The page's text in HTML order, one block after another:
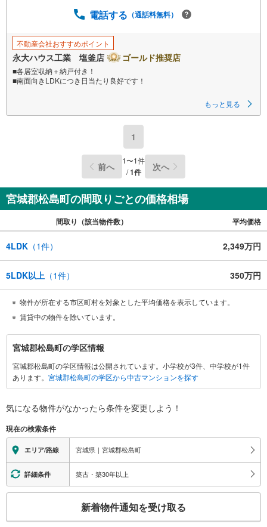
電話する （通話料無料）
不動産会社おすすめポイント
永大ハウス工業 塩釜店 ゴールド推奨店
■各居室収納＋納戸付き！
■南面向きLDKにつき日当たり良好です！
こちらでは当社の強みを大きく2つに分けてご紹介！
戸建・マンション・土地…と種別を問わず不動産を取り扱っております。
さらに教育施設や商業施設、子育て環境や行政などの地域情報を総合し、
お客様により良い物件選びをしていただけるよう、しっかりとサポートさ
2.
＜経験豊富なスタッフ＞
当社では【購入】【売却】【引っ越し】【リフォーム】など住宅に関する
ご購入時に気になる住宅ローンや各種税金についても、誠心誠意ご説明さ
せていただきます。
各店舗ではキッズスペースも完備！お子様連れのご家族皆様で、ぜひお越
しください。
営業時間:10:00～18:00（定休日:火・水曜日 ※店舗により変動あり）
現地のご案内も可能ですので、どうぞお気軽にお問い合わせください！
もっと見る
1
前へ 1〜1件
/1件 次へ
宮城郡松島町の間取りごとの価格相場
間取り（該当物件数） 平均価格
4LDK （1件） 2,349万円
5LDK以上 （1件） 350万円
物件が所在する市区町村を対象とした平均価格を表示しています。
賃貸中の物件を除いています。
宮
城
郡
松
町
関
す
る
情
報
宮城郡松島町の学区情報
宮城郡松島町の学区情報は公開されています。小学校が3件、中学校が1件
あります。 宮城郡松島町の学区から中古マンションを探す
気になる物件がなかったら条件を変更しよう！
現在の検索条件
エリア/路線 宮城県｜宮城郡松島町
詳細条件 築古・築30年以上
新着物件通知を受け取る